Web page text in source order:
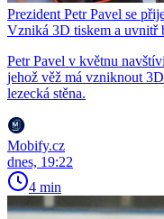
Prezident Petr Pavel se
Vzniká 3D tiskem a uvnitř
Petr Pavel v květnu
jehož věž má vzniknout
lezecká stěna.
Mobify.cz
dnes, 19:22
4 min